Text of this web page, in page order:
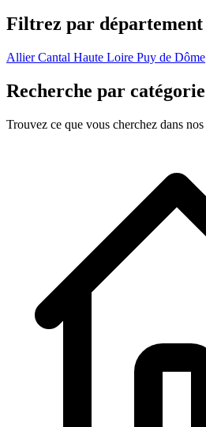
Filtrez par département
AllierCantal Haute Loire Puy de Dôme
Recherche par catégorie
Trouvez ce que vous cherchez dans